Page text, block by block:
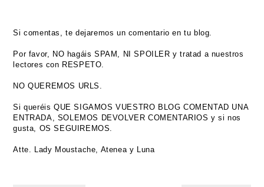
Si comentas, te dejaremos un comentario en tu blog.
Por favor, NO hagáis SPAM, NI SPOILER y tratad a nuestros
lectores con RESPETO.
NO QUEREMOS URLS.
Si queréis QUE SIGAMOS VUESTRO BLOG COMENTAD UNA
ENTRADA, SOLEMOS DEVOLVER COMENTARIOS y si nos
gusta, OS SEGUIREMOS.
Atte. Lady Moustache, Atenea y Luna